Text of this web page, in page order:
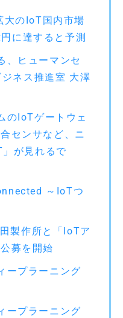
大のIoT国内市場
に達すると予測
、ヒューマンセ
ネス推進室 大澤
のIoTゲートウェ
センサなど、ニ
が見れるで
～IoTつ
製作所と「IoTア
募を開始
ープラーニング
ープラーニング